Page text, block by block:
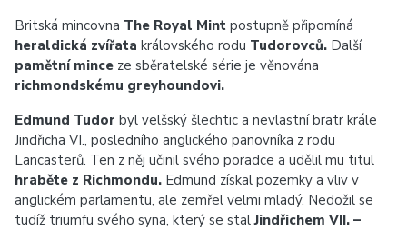
Britská mincovna The Royal Mint postupně připomíná
heraldická zvířata královského rodu Tudorovců. Další
pamětní mince ze sběratelské série je věnována
richmondskému greyhoundovi.
Edmund Tudor byl velšský šlechtic a nevlastní bratr krále
Jindřicha VI., posledního anglického panovníka z rodu
Lancasterů. Ten z něj učinil svého poradce a udělil mu titul
hraběte z Richmondu. Edmund získal pozemky a vliv v
anglickém parlamentu, ale zemřel velmi mladý. Nedožil se
tudíž triumfu svého syna, který se stalJindřichem VII. –